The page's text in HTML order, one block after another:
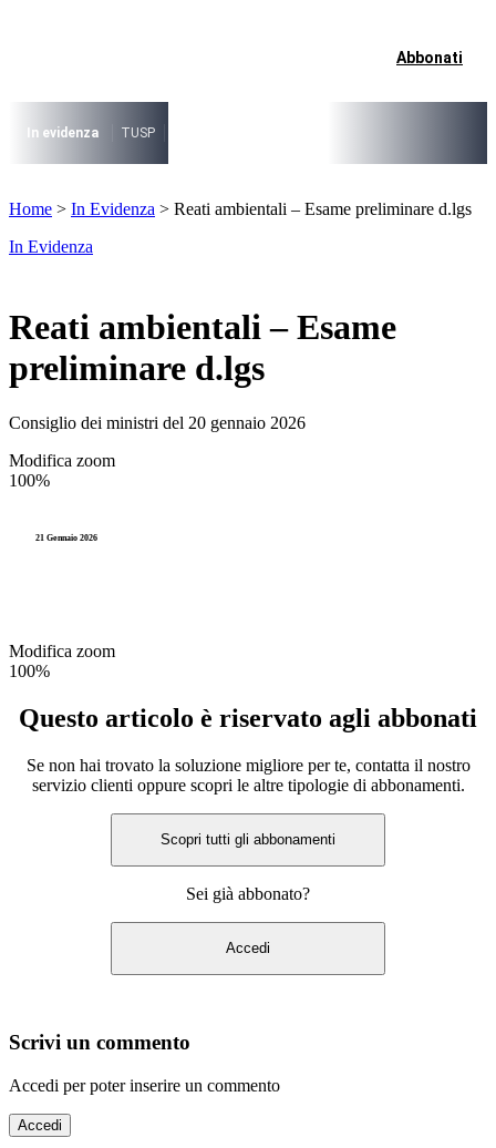
I più cercati
Lorem ipsum dolor sit amet consectetur
Abbonati
In evidenza TUSP
Lorem ipsum dolor sit amet consectetur
Home > In Evidenza > Reati ambientali – Esame preliminare d.lgs
In Evidenza
Reati ambientali – Esame
preliminare d.lgs
Consiglio dei ministri del 20 gennaio 2026
Modifica zoom
100%
21 Gennaio 2026
Modifica zoom
100%
Questo articolo è riservato agli abbonati
Se non hai trovato la soluzione migliore per te, contatta il nostro
servizio clienti oppure scopri le altre tipologie di abbonamenti.
Scopri tutti gli abbonamenti
Sei già abbonato?
Accedi
Scrivi un commento
Accedi per poter inserire un commento
Accedi